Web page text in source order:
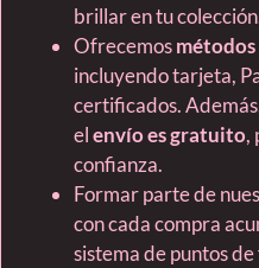
brillar en tu
Ofrecemosmétodos
incluyendo tarjeta,
certificados.
elenvío es gratuito,
confianza.
Formar parte de
con cada compra
sistema de puntos